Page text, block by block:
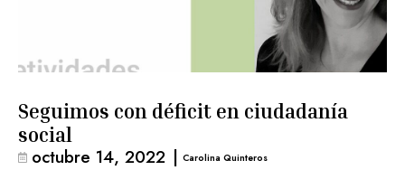
Seguimos con déficit en ciudadanía
social
octubre 14, 2022 | Carolina Quinteros